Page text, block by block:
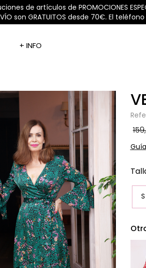
de artículos de PROMOCIONES
son GRATUITOS desde 70€. El
+ INFO
S